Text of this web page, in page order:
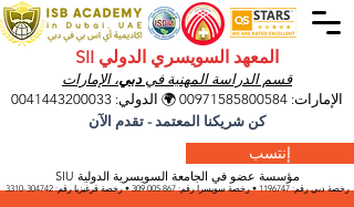
المعهد السويسري الدولي SII
قسم الدراسة المهنية فيدبي، الإمارات
إنتسب
مؤسسة عضو في الجامعة السويسرية الدولية SIU
رخصة دبي رقم:1196747• رخصة سويسرا رقم:309.005.867• رخصة قرغيزيارقم:304742-3310
الإمارات: 00971585800584 🌍 الدولي: 0041443200033
كن شريكنا المعتمد - تقدم الآن